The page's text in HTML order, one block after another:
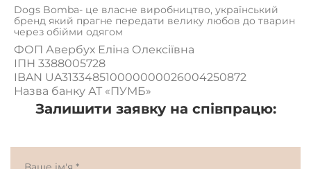
Dogs Bomba- це власне виробництво, український
бренд який прагне передати велику любов до тварин
через обійми одягом
ФОП Авербух Еліна Олексіївна
ІПН 3388005728
IBAN UA313348510000000026004250872
Назва банку АТ «ПУМБ»
Залишити заявку на співпрацю: